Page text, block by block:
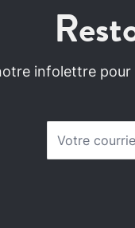
infolettre pour